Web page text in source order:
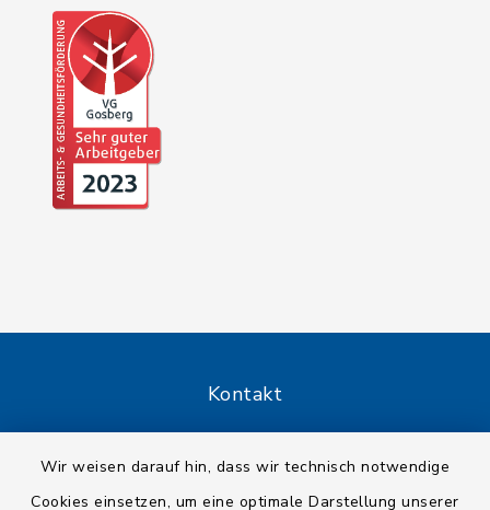
Wir weisen darauf hin, dass wir technisch notwendige
Cookies einsetzen, um eine optimale Darstellung unserer
Kontakt